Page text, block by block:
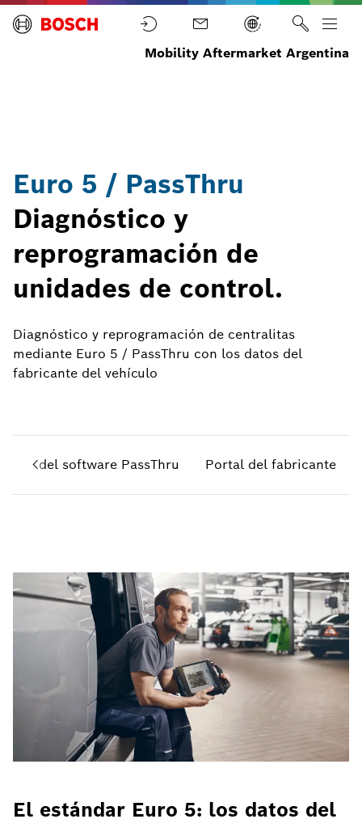
Mobility Aftermarket Argentina
Euro 5 / PassThru
Diagnóstico y
reprogramación de
unidades de control.
Diagnóstico y reprogramación de centralitas
mediante Euro 5 / PassThru con los datos del
fabricante del vehículo
del software PassThru Portal del fabricante
El estándar Euro 5: los datos del